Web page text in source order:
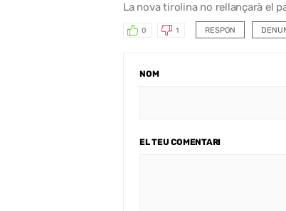
La nova tirolina no rellançarà el
RESPON
0 1
NOM
EL TEU COMENTARI